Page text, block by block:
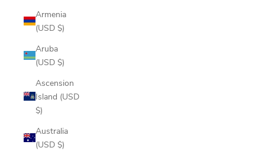
Armenia
(USD $)
Aruba
(USD $)
Ascension
Island (USD
$)
Australia
(USD $)